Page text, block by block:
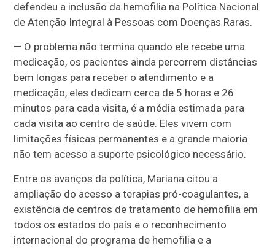
defendeu a inclusão da hemofilia na Política Nacional
de Atenção Integral à Pessoas com Doenças Raras.
— O problema não termina quando ele recebe uma
medicação, os pacientes ainda percorrem distâncias
bem longas para receber o atendimento e a
medicação, eles dedicam cerca de 5 horas e 26
minutos para cada visita, é a média estimada para
cada visita ao centro de saúde. Eles vivem com
limitações físicas permanentes e a grande maioria
não tem acesso a suporte psicológico necessário.
Entre os avanços da política, Mariana citou a
ampliação do acesso a terapias pró-coagulantes, a
existência de centros de tratamento de hemofilia em
todos os estados do país e o reconhecimento
internacional do programa de hemofilia e a